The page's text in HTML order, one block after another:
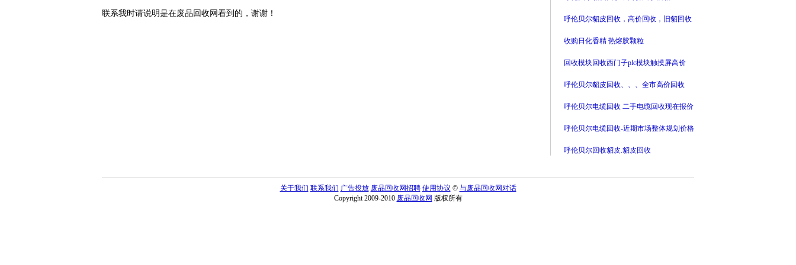
联系我时请说明是在废品回收网看到的，谢谢！
呼伦贝尔貂皮回收，高价回收，旧貂回收
收购日化香精 热熔胶颗粒
回收模块回收西门子plc模块触摸屏高价
呼伦贝尔貂皮回收、、、全市高价回收
呼伦贝尔电缆回收 二手电缆回收现在报价
呼伦贝尔电缆回收-近期市场整体规划价格
呼伦贝尔回收貂皮.貂皮回收
关于我们 联系我们 广告投放 废品回收网招聘 使用协议 © 与废品回收网对话
Copyright 2009-2010 废品回收网 版权所有